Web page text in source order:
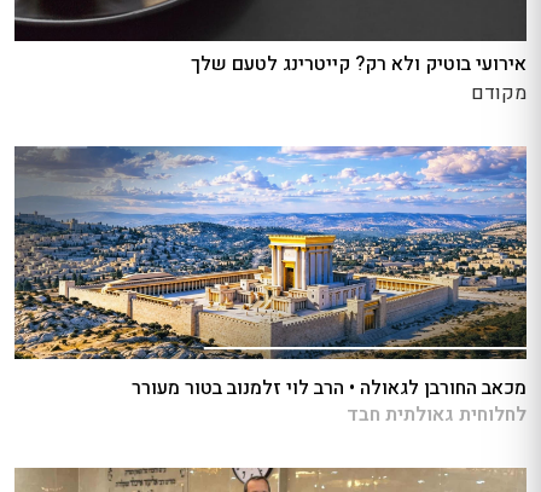
אירועי בוטיק ולא רק? קייטרינג לטעם שלך
מקודם
מכאב החורבן לגאולה • הרב לוי זלמנוב בטור מעורר
לחלוחית גאולתית חבד